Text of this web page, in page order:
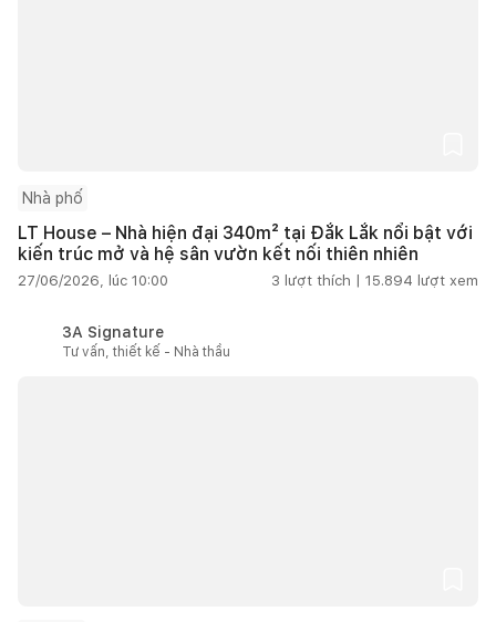
Nhà phố
LT House – Nhà hiện đại 340m² tại Đắk Lắk nổi bật với
kiến trúc mở và hệ sân vườn kết nối thiên nhiên
27/06/2026, lúc 10:00 3 lượt thích | 15.894 lượt xem
3A Signature
Tư vấn, thiết kế - Nhà thầu